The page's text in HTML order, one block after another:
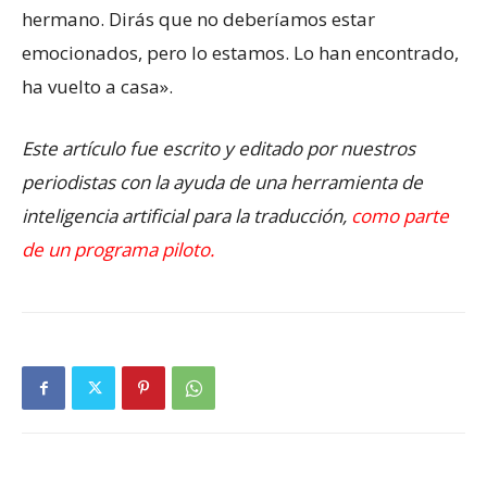
hermano. Dirás que no deberíamos estar
emocionados, pero lo estamos. Lo han encontrado,
ha vuelto a casa».
Este artículo fue escrito y editado por nuestros
periodistas con la ayuda de una herramienta de
inteligencia artificial para la traducción, como parte
de un programa piloto.